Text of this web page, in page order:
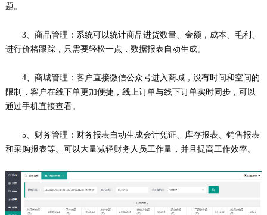
题。
3、商品管理：系统可以统计商品进货数量、金额，成本、毛利、
进行价格跟踪，只需要轻松一点，数据报表自动生成。
4、商城管理：客户直接微信公众号进入商城，没有时间和空间的
限制，客户在线下单更加便捷，线上订单与线下订单实时同步，可以
通过手机直接查看。
5、财务管理：财务报表自动生成会计凭证、库存报表、销售报表
和采购报表等。可以大量减轻财务人员工作量，并且提高工作效率。